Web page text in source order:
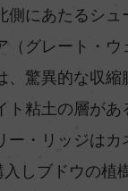
側にあたるシュ
（グレート・ウ
、驚異的な収縮
ト粘土の層があ
ー・リッジはカ
しブドウの植